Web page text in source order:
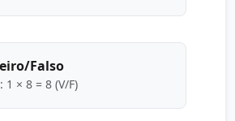
Falso
1 × 8 = 8 (V/F)